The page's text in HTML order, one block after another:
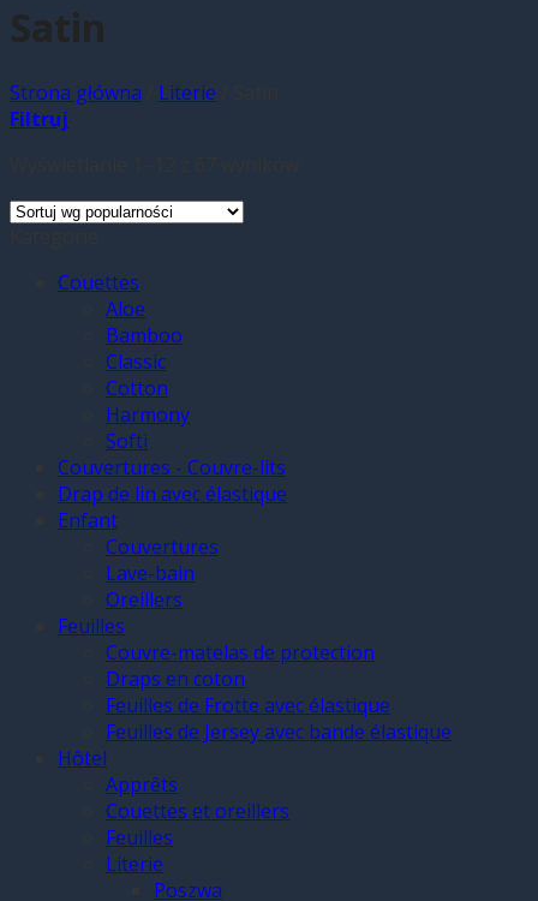
Satin
Strona główna Literie
Filtruj
Couettes
Aloe
Bamboo
Classic
Cotton
Harmony
Softi
Couvertures - Couvre-lits
Drap de lin avec élastique
Enfant
Couvertures
Lave-bain
Oreillers
Feuilles
Couvre-matelas de protection
Draps en coton
Feuilles de Frotte avec élastique
Feuilles de Jersey avec bande élastique
Hôtel
Apprêts
Couettes et oreillers
Feuilles
Literie
Poszwa